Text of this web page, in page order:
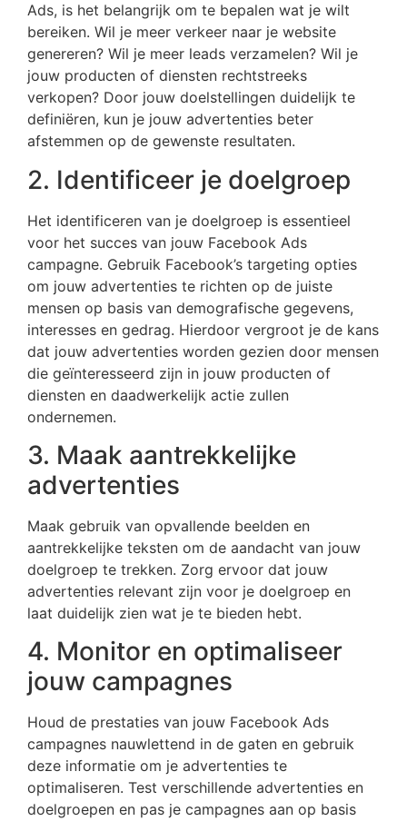
Ads, is het belangrijk om te bepalen wat je wilt
bereiken. Wil je meer verkeer naar je website
genereren? Wil je meer leads verzamelen? Wil je
jouw producten of diensten rechtstreeks
verkopen? Door jouw doelstellingen duidelijk te
definiëren, kun je jouw advertenties beter
afstemmen op de gewenste resultaten.
2. Identificeer je doelgroep
Het identificeren van je doelgroep is essentieel
voor het succes van jouw Facebook Ads
campagne. Gebruik Facebook’s targeting opties
om jouw advertenties te richten op de juiste
mensen op basis van demografische gegevens,
interesses en gedrag. Hierdoor vergroot je de kans
dat jouw advertenties worden gezien door mensen
die geïnteresseerd zijn in jouw producten of
diensten en daadwerkelijk actie zullen
ondernemen.
3. Maak aantrekkelijke
advertenties
Maak gebruik van opvallende beelden en
aantrekkelijke teksten om de aandacht van jouw
doelgroep te trekken. Zorg ervoor dat jouw
advertenties relevant zijn voor je doelgroep en
laat duidelijk zien wat je te bieden hebt.
4. Monitor en optimaliseer
jouw campagnes
Houd de prestaties van jouw Facebook Ads
campagnes nauwlettend in de gaten en gebruik
deze informatie om je advertenties te
optimaliseren. Test verschillende advertenties en
doelgroepen en pas je campagnes aan op basis